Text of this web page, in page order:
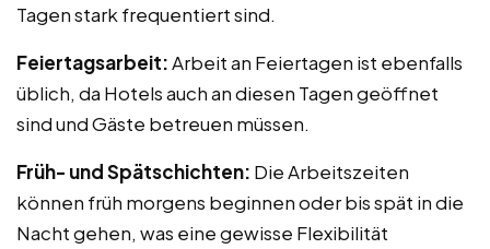
Tagen stark frequentiert sind.
Feiertagsarbeit:Arbeit an Feiertagen ist ebenfalls
üblich, da Hotels auch an diesen Tagen geöffnet
sind und Gäste betreuen müssen.
Früh- und Spätschichten: Die Arbeitszeiten
können früh morgens beginnen oder bis spät in die
Nacht gehen, was eine gewisse Flexibilität